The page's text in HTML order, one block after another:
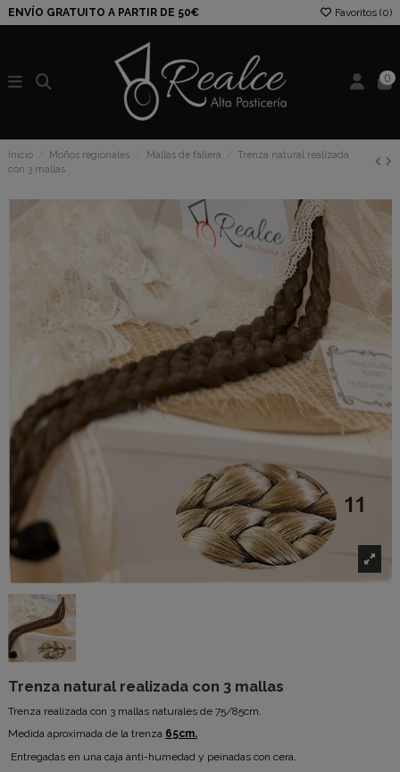
ENVÍO GRATUITO A PARTIR DE 50€ Favoritos (0)
0
Inicio Moños regionales Mallas de fallera
Trenza natural realizada
con 3 mallas
Trenza natural realizada con 3 mallas
Trenza realizada con 3 mallas naturales de 75/85cm.
Medida aproximada de la trenza 65cm.
Entregadas en una caja anti-humedad y peinadas con cera.